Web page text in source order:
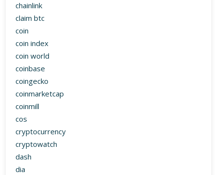
chainlink
claim btc
coin
coin index
coin world
coinbase
coingecko
coinmarketcap
coinmill
cos
cryptocurrency
cryptowatch
dash
dia